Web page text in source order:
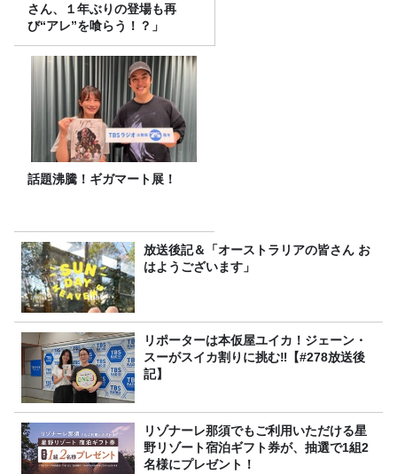
さん、１年ぶりの登場も再
び“アレ”を喰らう！？」
話題沸騰！ギガマート展！
放送後記＆「オーストラリアの皆さん お
はようございます」
リポーターは本仮屋ユイカ！ジェーン・
スーがスイカ割りに挑む‼【#278放送後
記】
リゾナーレ那須でもご利用いただける星
野リゾート宿泊ギフト券が、抽選で1組2
名様にプレゼント！